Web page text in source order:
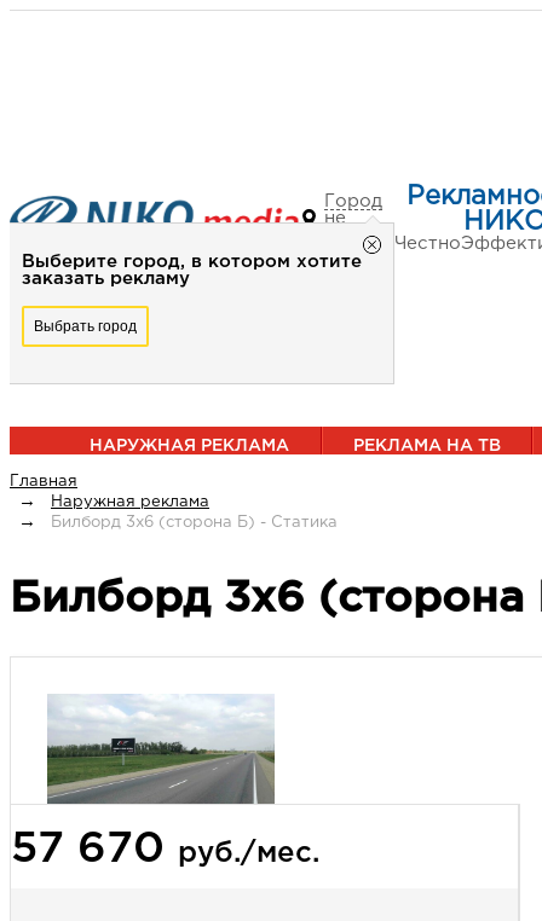
Город
не
выбран
Выберите город, в котором хотите
заказать рекламу
Выбрать город
Честно
НАРУЖНАЯ РЕКЛАМА РЕКЛАМА НА ТВ
Главная
Наружная реклама
Билборд 3х6 (сторона Б) - Статика
Билборд 3х6 (сторона
57 670 руб./мес.